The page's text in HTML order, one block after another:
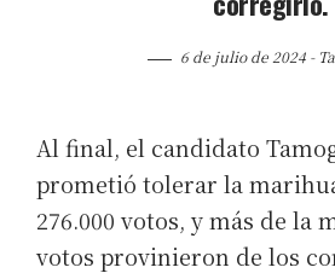
6 de julio de 2024 -
Al final, el candidato
prometió tolerar la
276.000 votos, y más de la
votos provinieron de los